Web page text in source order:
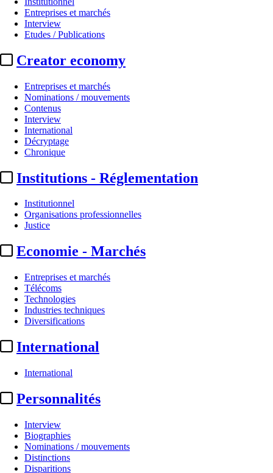
Entreprises et marchés
Interview
Etudes / Publications
Creator economy
Entreprises et marchés
Nominations / mouvements
Contenus
Interview
International
Décryptage
Chronique
Institutions - Réglementation
Institutionnel
Organisations professionnelles
Justice
Economie - Marchés
Entreprises et marchés
Télécoms
Technologies
Industries techniques
Diversifications
International
International
Personnalités
Interview
Biographies
Nominations / mouvements
Distinctions
Disparitions
Infos abonnés :
creator economy désormais
tous les mercredis
Translate
|
En
Par
enguerand renault
Actualité n° 350405